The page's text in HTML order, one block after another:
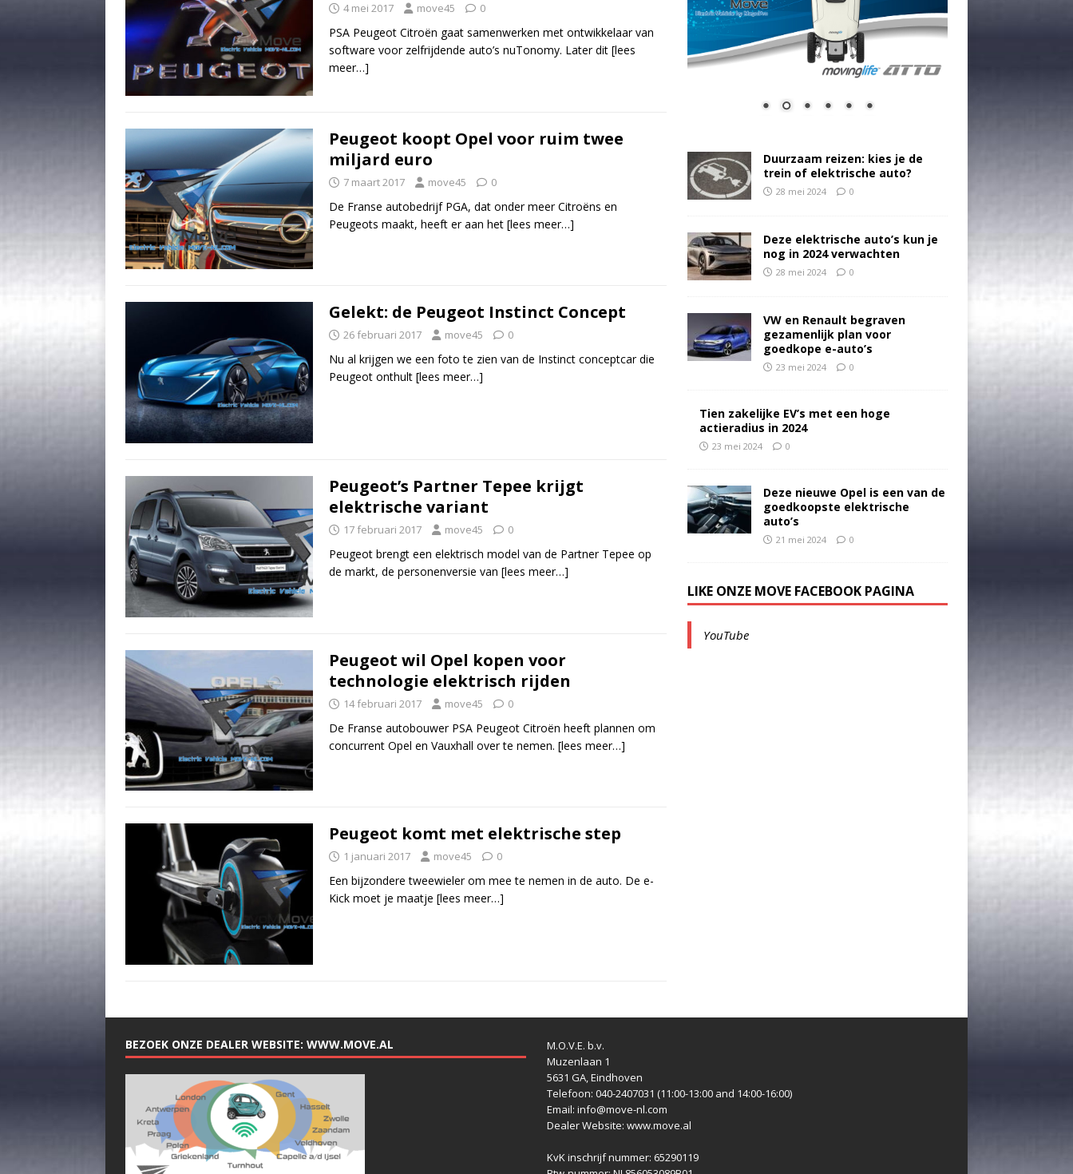
4 mei 2017 move45 0
PSA Peugeot Citroën gaat samenwerken met ontwikkelaar van
software voor zelfrijdende auto’s nuTonomy. Later dit [lees
meer…]
Peugeot koopt Opel voor ruim twee
miljard euro
7 maart 2017 move45 0
De Franse autobedrijf PGA, dat onder meer Citroëns en
Peugeots maakt, heeft er aan het [lees meer…]
Gelekt: de Peugeot Instinct Concept
26 februari 2017 move45 0
Nu al krijgen we een foto te zien van de Instinct conceptcar die
Peugeot onthult [lees meer…]
Peugeot’s Partner Tepee krijgt
elektrische variant
17 februari 2017 move45 0
Peugeot brengt een elektrisch model van de Partner Tepee op
de markt, de personenversie van [lees meer…]
Peugeot wil Opel kopen voor
technologie elektrisch rijden
14 februari 2017 move45 0
De Franse autobouwer PSA Peugeot Citroën heeft plannen om
concurrent Opel en Vauxhall over te nemen. [lees meer…]
Peugeot komt met elektrische step
1 januari 2017 move45 0
Een bijzondere tweewieler om mee te nemen in de auto. De e-
Kick moet je maatje [lees meer…]
Duurzaam reizen: kies je de
trein of elektrische auto?
28 mei 2024 0
Deze elektrische auto’s kun je
nog in 2024 verwachten
28 mei 2024 0
VW en Renault begraven
gezamenlijk plan voor
goedkope e-auto’s
23 mei 2024 0
Tien zakelijke EV’s met een hoge
actieradius in 2024
23 mei 2024 0
Deze nieuwe Opel is een van de
goedkoopste elektrische
auto’s
21 mei 2024 0
LIKE ONZE MOVE FACEBOOK PAGINA
YouTube
BEZOEK ONZE DEALER WEBSITE: WWW.MOVE.AL
M.O.V.E. b.v.
Muzenlaan 1
5631 GA, Eindhoven
Telefoon: 040-2407031 (11:00-13:00 and 14:00-16:00)
Email: info@move-nl.com
Dealer Website: www.move.al
KvK inschrijf nummer: 65290119